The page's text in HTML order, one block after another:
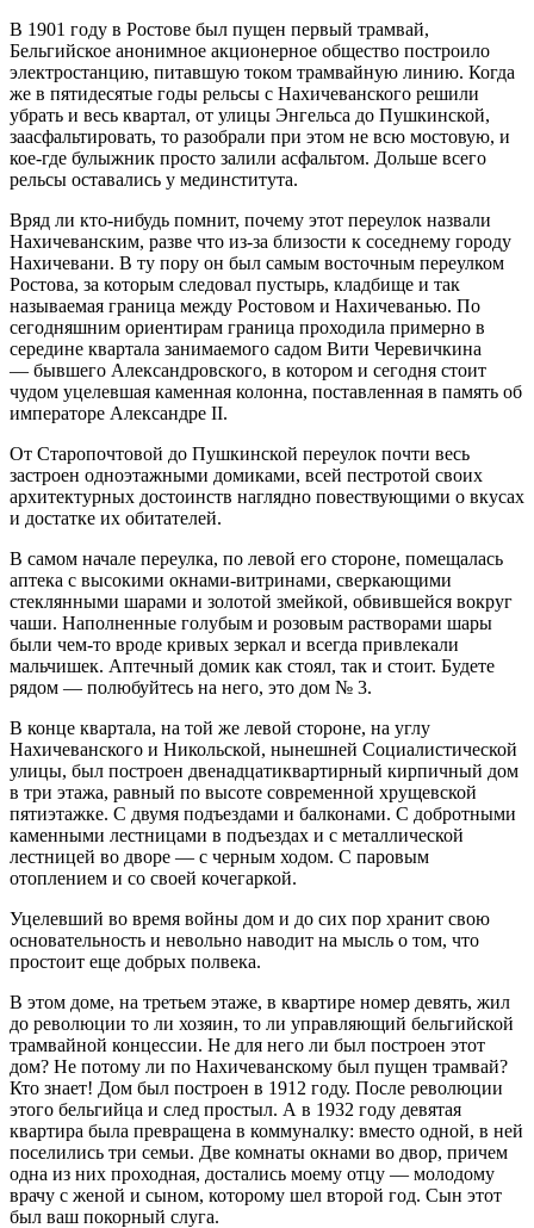
В 1901 году в Ростове был пущен первый трамвай,
Бельгийское анонимное акционерное общество построило
электростанцию, питавшую током трамвайную линию. Когда
же в пятидесятые годы рельсы с Нахичеванского решили
убрать и весь квартал, от улицы Энгельса до Пушкинской,
заасфальтировать, то разобрали при этом не всю мостовую, и
кое-где булыжник просто залили асфальтом. Дольше всего
рельсы оставались у мединститута.
Вряд ли кто-нибудь помнит, почему этот переулок назвали
Нахичеванским, разве что из-за близости к соседнему городу
Нахичевани. В ту пору он был самым восточным переулком
Ростова, за которым следовал пустырь, кладбище и так
называемая граница между Ростовом и Нахичеванью. По
сегодняшним ориентирам граница проходила примерно в
середине квартала занимаемого садом Вити Черевичкина
— бывшего Александровского, в котором и сегодня стоит
чудом уцелевшая каменная колонна, поставленная в память об
императоре Александре II.
От Старопочтовой до Пушкинской переулок почти весь
застроен одноэтажными домиками, всей пестротой своих
архитектурных достоинств наглядно повествующими о вкусах
и достатке их обитателей.
В самом начале переулка, по левой его стороне, помещалась
аптека с высокими окнами-витринами, сверкающими
стеклянными шарами и золотой змейкой, обвившейся вокруг
чаши. Наполненные голубым и розовым растворами шары
были чем-то вроде кривых зеркал и всегда привлекали
мальчишек. Аптечный домик как стоял, так и стоит. Будете
рядом — полюбуйтесь на него, это дом № 3.
В конце квартала, на той же левой стороне, на углу
Нахичеванского и Никольской, нынешней Социалистической
улицы, был построен двенадцатиквартирный кирпичный дом
в три этажа, равный по высоте современной хрущевской
пятиэтажке. С двумя подъездами и балконами. С добротными
каменными лестницами в подъездах и с металлической
лестницей во дворе — с черным ходом. С паровым
отоплением и со своей кочегаркой.
Уцелевший во время войны дом и до сих пор хранит свою
основательность и невольно наводит на мысль о том, что
простоит еще добрых полвека.
В этом доме, на третьем этаже, в квартире номер девять, жил
до революции то ли хозяин, то ли управляющий бельгийской
трамвайной концессии. Не для него ли был построен этот
дом? Не потому ли по Нахичеванскому был пущен трамвай?
Кто знает! Дом был построен в 1912 году. После революции
этого бельгийца и след простыл. А в 1932 году девятая
квартира была превращена в коммуналку: вместо одной, в ней
поселились три семьи. Две комнаты окнами во двор, причем
одна из них проходная, достались моему отцу — молодому
врачу с женой и сыном, которому шел второй год. Сын этот
был ваш покорный слуга.